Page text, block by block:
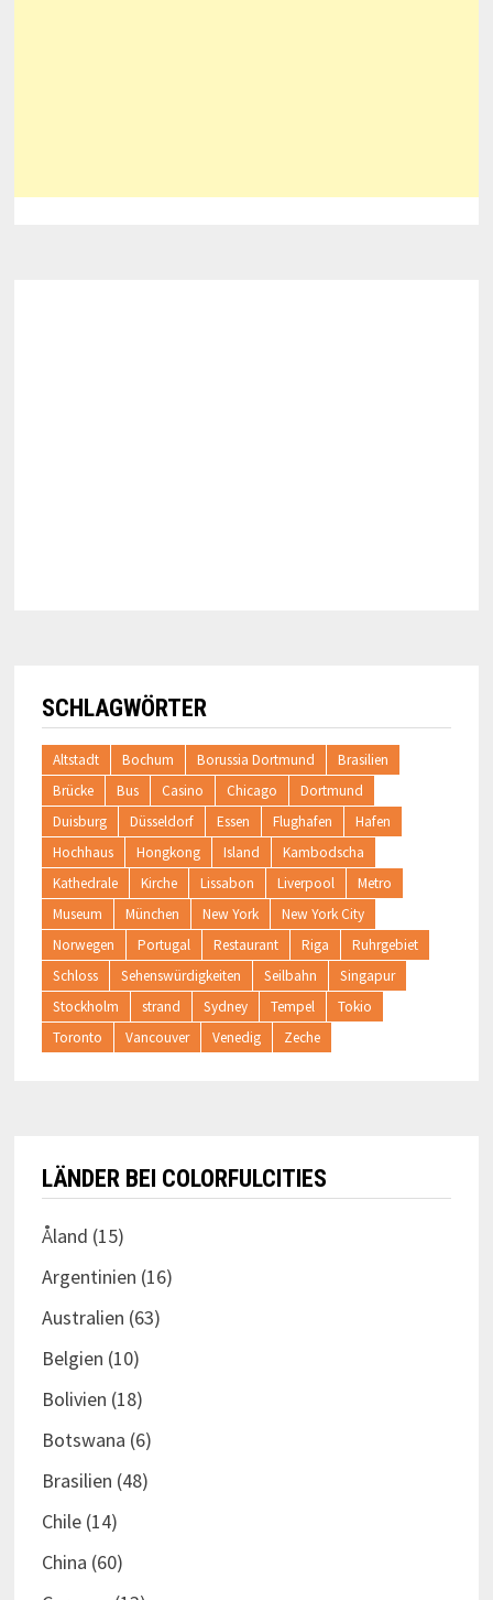
SCHLAGWÖRTER
Altstadt Bochum Borussia Dortmund
Brasilien
Brücke
Bus Casino Chicago
Dortmund
Duisburg
Düsseldorf Essen Flughafen
Hafen
Hochhaus
Hongkong Island
Kambodscha
Kathedrale
Kirche Lissabon Liverpool
Metro
Museum
München New York
New York City
Norwegen
Portugal Restaurant Riga
Ruhrgebiet
Schloss
Sehenswürdigkeiten Seilbahn
Singapur
Stockholm
strand Sydney Tempel
Tokio
Toronto
Vancouver Venedig Zeche
LÄNDER BEI COLORFULCITIES
Åland (15)
Argentinien (16)
Australien (63)
Belgien (10)
Bolivien (18)
Botswana (6)
Brasilien (48)
Chile(14)
China (60)